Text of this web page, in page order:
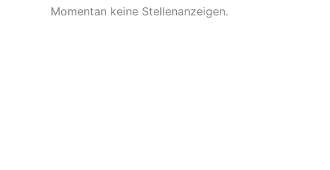
Momentan keine Stellenanzeigen.